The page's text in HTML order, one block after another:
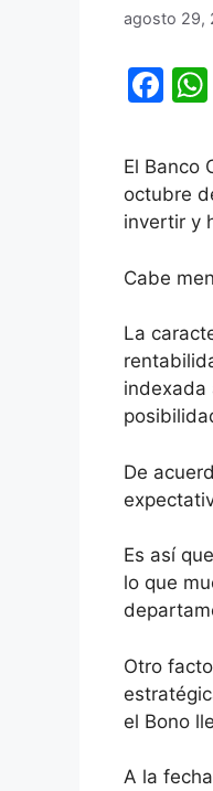
agosto 29,
F
c
e
b
o
k
El Banco
octubre
invertir y
Cabe
La
indexada
De
Es así
lo que
Otro
el Bono
A la